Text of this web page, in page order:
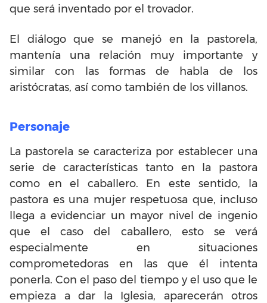
que será inventado por el trovador.
El diálogo que se manejó en la pastorela,
mantenía una relación muy importante y
similar con las formas de habla de los
aristócratas, así como también de los villanos.
Personaje
La pastorela se caracteriza por establecer una
serie de características tanto en la pastora
como en el caballero. En este sentido, la
pastora es una mujer respetuosa que, incluso
llega a evidenciar un mayor nivel de ingenio
que el caso del caballero, esto se verá
especialmente en situaciones
comprometedoras en las que él intenta
ponerla. Con el paso del tiempo y el uso que le
empieza a dar la Iglesia, aparecerán otros